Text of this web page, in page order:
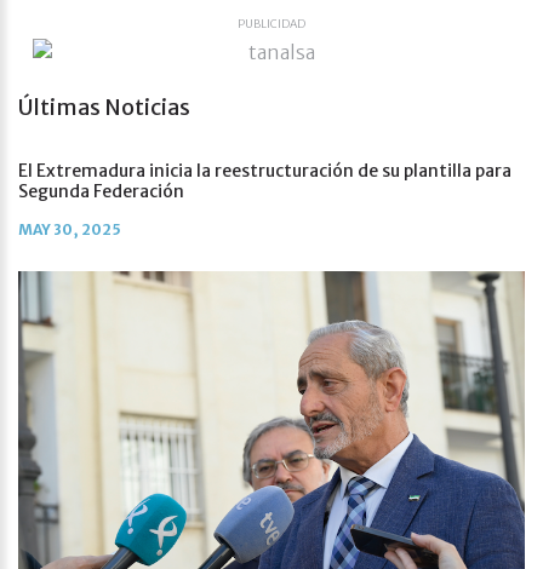
PUBLICIDAD
Últimas Noticias
El Extremadura inicia la reestructuración de su plantilla para
Segunda Federación
MAY 30, 2025